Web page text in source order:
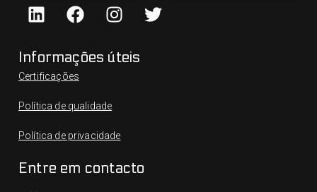
Informações úteis
Certificações
Política de qualidade
Política de privacidade
Entre em contacto